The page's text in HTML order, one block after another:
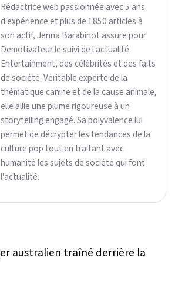
Rédactrice web passionnée avec 5 ans
d'expérience et plus de 1850 articles à
son actif, Jenna Barabinot assure pour
Demotivateur le suivi de l'actualité
Entertainment, des célébrités et des faits
de société. Véritable experte de la
thématique canine et de la cause animale,
elle allie une plume rigoureuse à un
storytelling engagé. Sa polyvalence lui
permet de décrypter les tendances de la
culture pop tout en traitant avec
humanité les sujets de société qui font
l'actualité.